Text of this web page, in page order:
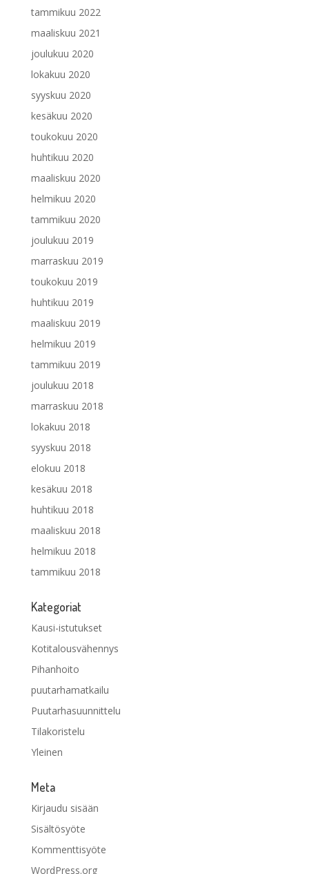
tammikuu 2022
maaliskuu 2021
joulukuu 2020
lokakuu 2020
syyskuu 2020
kesäkuu 2020
toukokuu 2020
huhtikuu 2020
maaliskuu 2020
helmikuu 2020
tammikuu 2020
joulukuu 2019
marraskuu 2019
toukokuu 2019
huhtikuu 2019
maaliskuu 2019
helmikuu 2019
tammikuu 2019
joulukuu 2018
marraskuu 2018
lokakuu 2018
syyskuu 2018
elokuu 2018
kesäkuu 2018
huhtikuu 2018
maaliskuu 2018
helmikuu 2018
tammikuu 2018
Kategoriat
Kausi-istutukset
Kotitalousvähennys
Pihanhoito
puutarhamatkailu
Puutarhasuunnittelu
Tilakoristelu
Yleinen
Meta
Kirjaudu sisään
Sisältösyöte
Kommenttisyöte
WordPress.org